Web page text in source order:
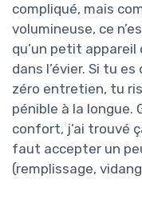
compliqué, mais
volumineuse, ce
qu’un petit
dans l’évier. Si tu
zéro entretien, tu
pénible à la longue.
confort, j’ai trouvé
faut accepter un
(remplissage,